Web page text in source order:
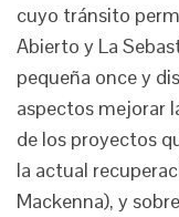
cuyo tránsito
Abierto y La
pequeña once y
aspectos mejorar
de los proyectos
la actual
Mackenna), y